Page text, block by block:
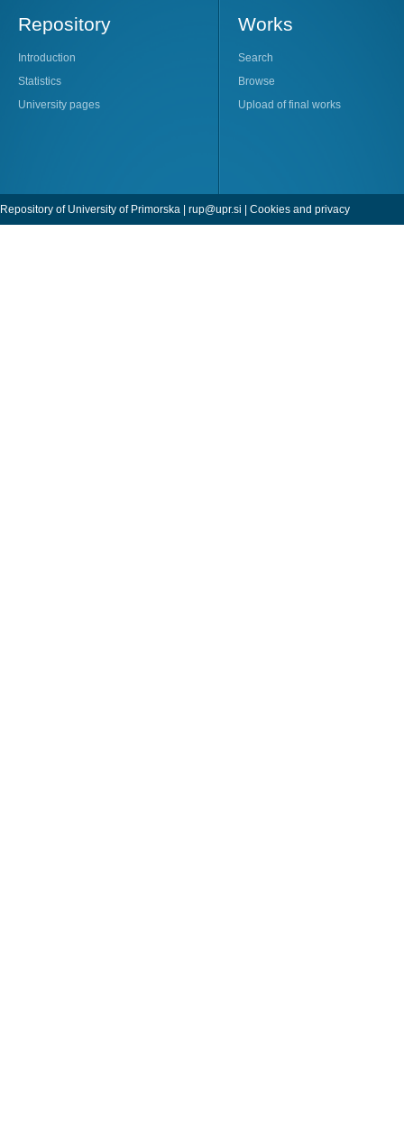
Repository
Introduction
Statistics
University pages
Works
Search
Browse
Upload of final works
Repository of University of Primorska | rup@upr.si | Cookies and privacy